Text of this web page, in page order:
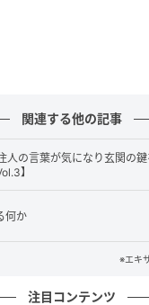
関連する他の記事
人の言葉が気になり玄関の鍵
】
何か
※エキ
注目コンテンツ